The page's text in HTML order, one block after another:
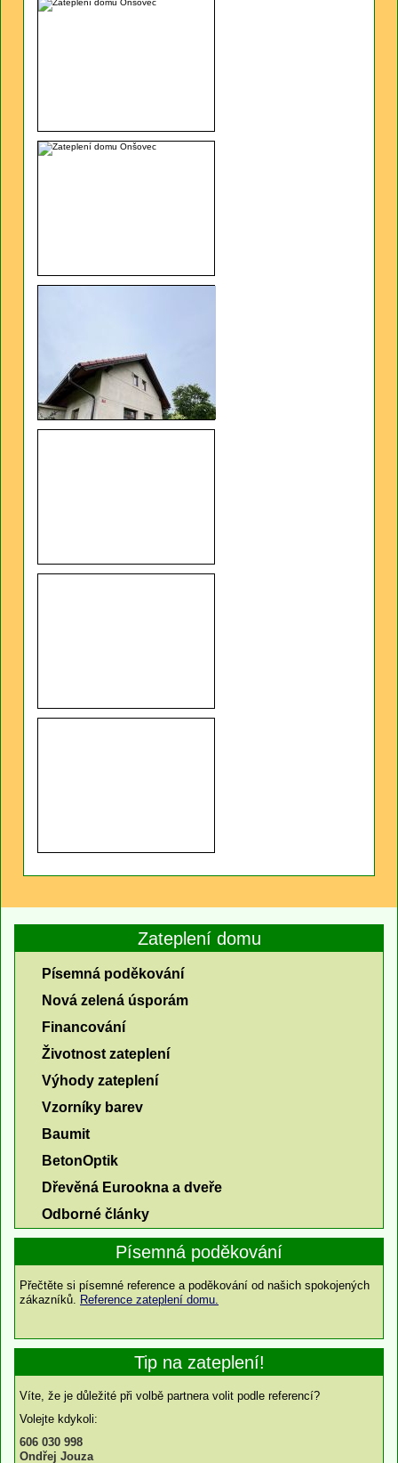
Zateplení domu
Písemná poděkování
Nová zelená úsporám
Financování
Životnost zateplení
Výhody zateplení
Vzorníky barev
Baumit
BetonOptik
Dřevěná Eurookna a dveře
Odborné články
Písemná poděkování
Přečtěte si písemné reference a poděkování od našich spokojených
zákazníků. Reference zateplení domu.
Tip na zateplení!
Víte, že je důležité při volbě partnera volit podle referencí?
Volejte kdykoli:
606 030 998
Ondřej Jouza